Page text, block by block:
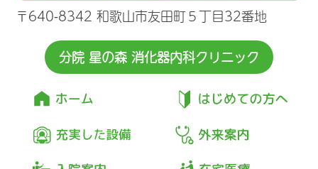
〒640-8342 和歌山市友田町５丁目32番地
分院 星の森 消化器内科クリニック